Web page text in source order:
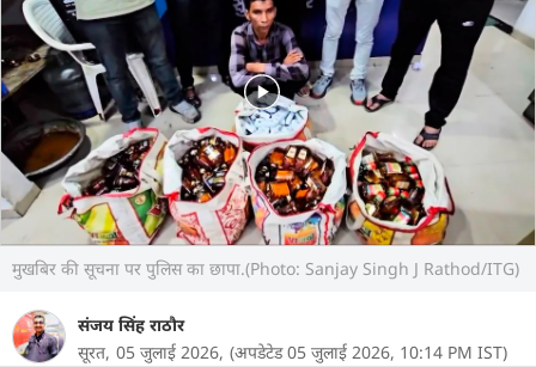
मुखबिर की सूचना पर पुलिस का छापा.(Photo: Sanjay Singh J Rathod/ITG)
संजय सिंह राठौर
सूरत, 05 जुलाई 2026, (अपडेटेड 05 जुलाई 2026, 10:14 PM IST)